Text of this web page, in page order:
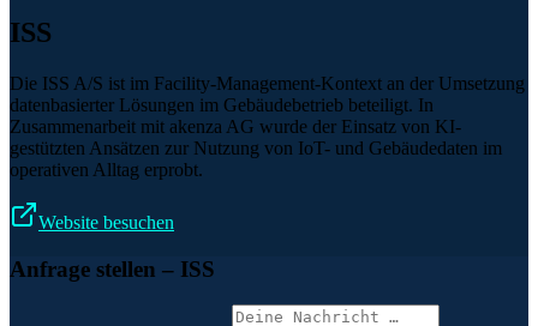
ISS
Die ISS A/S ist im Facility-Management-Kontext an der Umsetzung
datenbasierter Lösungen im Gebäudebetrieb beteiligt. In
Zusammenarbeit mit akenza AG wurde der Einsatz von KI-
gestützten Ansätzen zur Nutzung von IoT- und Gebäudedaten im
operativen Alltag erprobt.
Website besuchen
Anfrage stellen – ISS